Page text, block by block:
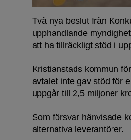
Två nya beslut från
upphandlande
att ha tillräckligt stöd i
Kristianstads kommun
avtalet inte gav stöd för
uppgår till 2,5 miljoner
Som försvar hänvisade
alternativa leverantörer.